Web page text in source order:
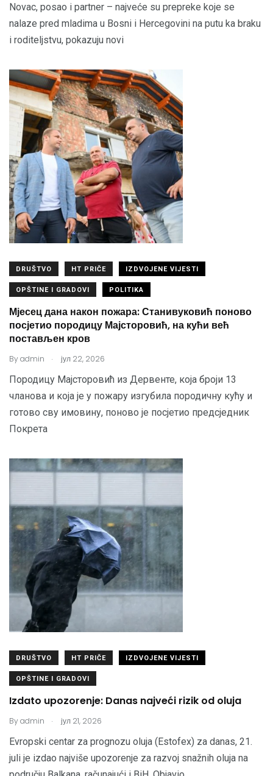
Novac, posao i partner – najveće su prepreke koje se
nalaze pred mladima u Bosni i Hercegovini na putu ka braku
i roditeljstvu, pokazuju novi
DRUŠTVO HT PRIČE IZDVOJENE VIJESTI
OPŠTINE I GRADOVI POLITIKA
Мјесец дана након пожара: Станивуковић поново
посјетио породицу Мајсторовић, на кући већ
постављен кров
Byadmin . јул 22, 2026
Породицу Мајсторовић из Дервенте, која броји 13
чланова и која је у пожару изгубила породичну кућу и
готово сву имовину, поново је посјетио предсједник
Покрета
DRUŠTVO HT PRIČE IZDVOJENE VIJESTI
OPŠTINE I GRADOVI
Izdato upozorenje: Danas najveći rizik od oluja
Byadmin . јул 21, 2026
Evropski centar za prognozu oluja (Estofex) za danas, 21.
juli je izdao najviše upozorenje za razvoj snažnih oluja na